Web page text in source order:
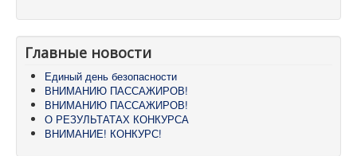
Главные новости
Единый день безопасности
ВНИМАНИЮ ПАССАЖИРОВ!
ВНИМАНИЮ ПАССАЖИРОВ!
О РЕЗУЛЬТАТАХ КОНКУРСА
ВНИМАНИЕ! КОНКУРС!